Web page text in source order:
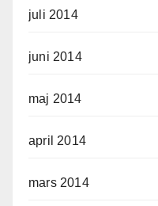
juli 2014
juni 2014
maj 2014
april 2014
mars 2014